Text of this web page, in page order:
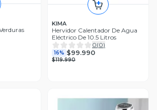
KIMA
Hervidor Calentador De Agua
Eléctrico De 10.5 Litros
0(0)
16% $99.990
$119.990